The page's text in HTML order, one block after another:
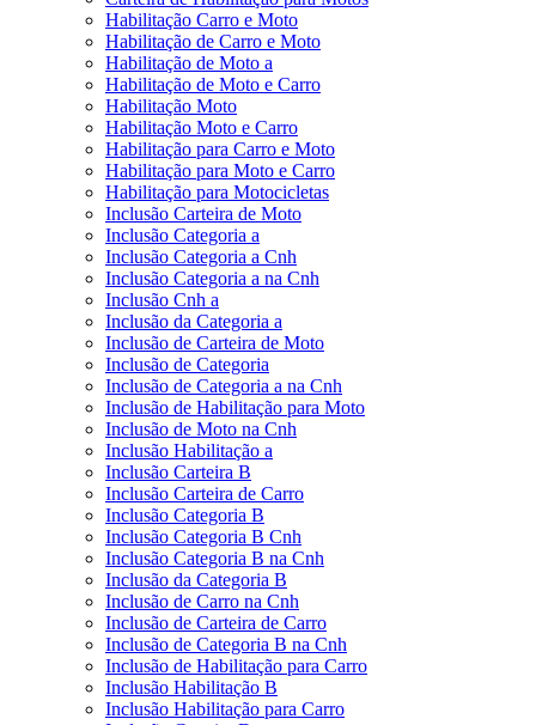
Habilitação Carro e Moto
Habilitação de Carro e Moto
Habilitação de Moto a
Habilitação de Moto e Carro
Habilitação Moto
Habilitação Moto e Carro
Habilitação para Carro e Moto
Habilitação para Moto e Carro
Habilitação para Motocicletas
Inclusão Carteira de Moto
Inclusão Categoria a
Inclusão Categoria a Cnh
Inclusão Categoria a na Cnh
Inclusão Cnh a
Inclusão da Categoria a
Inclusão de Carteira de Moto
Inclusão de Categoria
Inclusão de Categoria a na Cnh
Inclusão de Habilitação para Moto
Inclusão de Moto na Cnh
Inclusão Habilitação a
Inclusão Carteira B
Inclusão Carteira de Carro
Inclusão Categoria B
Inclusão Categoria B Cnh
Inclusão Categoria B na Cnh
Inclusão da Categoria B
Inclusão de Carro na Cnh
Inclusão de Carteira de Carro
Inclusão de Categoria B na Cnh
Inclusão de Habilitação para Carro
Inclusão Habilitação B
Inclusão Habilitação para Carro